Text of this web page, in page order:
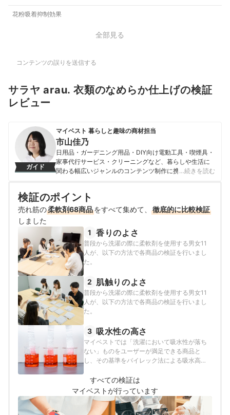
花粉吸着抑制効果
全部見る
コンテンツの誤りを送信する
サラヤ arau. 衣類のなめらか仕上げの検証
レビュー
ガイド
マイベスト 暮らしと趣味の商材担当
市山佳乃
日用品・ガーデニング用品・DIY向け電動工具・喫煙具・
家事代行サービス・クリーニングなど、暮らしや生活に
関わる幅広いジャンルのコンテンツ制作に携わる。「一
市山佳乃のプロフィール
…続きを読む
検証のポイント
売れ筋の柔軟剤68商品をすべて集めて、
徹底的に比較検証
しました
1 香りのよさ
普段から洗濯の際に柔軟剤を使用する男女11
人が、以下の方法で各商品の検証を行いまし
た。
2 肌触りのよさ
普段から洗濯の際に柔軟剤を使用する男女11
人が、以下の方法で各商品の検証を行いまし
た。
3 吸水性の高さ
マイベストでは「洗濯において吸水性が落ち
ない」ものをユーザーが満足できる商品と
し、その基準をバイレック法による吸水高さ
法で検証を行いました。
すべての検証は
マイベストが行っています